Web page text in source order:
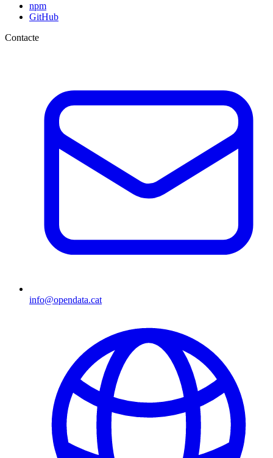
npm
GitHub
Contacte
info@opendata.cat